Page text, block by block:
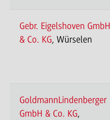
Gebr. Eigelshoven GmbH
& Co. KG, Würselen
GoldmannLindenberger
GmbH & Co. KG,